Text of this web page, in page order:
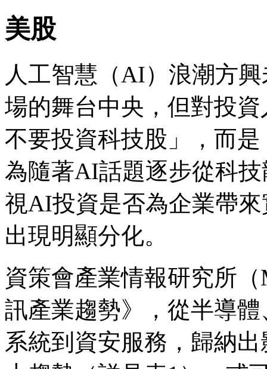
美股
人工智慧（AI）浪潮方
場的舞台中央，但對投
不要投資科技股」，而
為隨著AI話題逐步從科
視AI投資是否為企業帶
出現明顯分化。
資策會產業情報研究所
訊產業趨勢》，從半導
系統到資安服務，歸納